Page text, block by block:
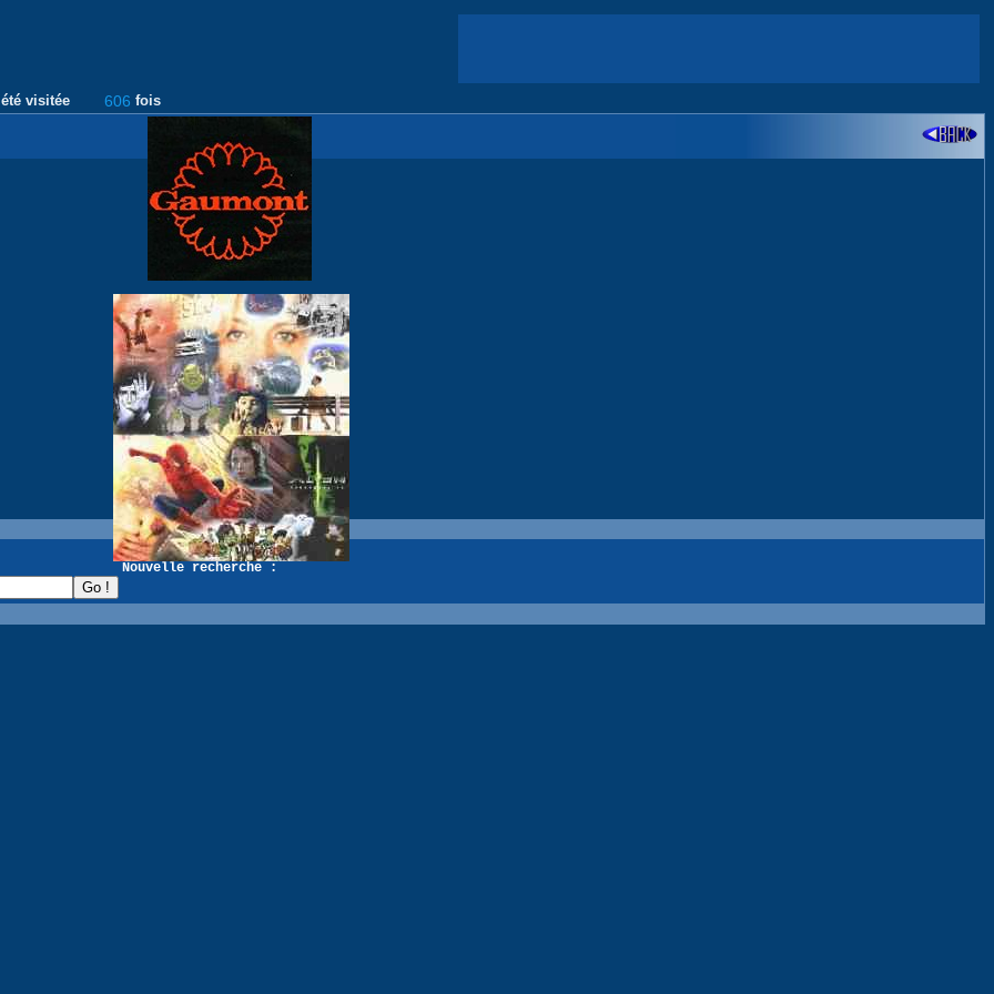
visitée 606 fois
: